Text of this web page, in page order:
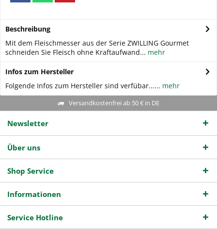
Beschreibung
Mit dem Fleischmesser aus der Serie ZWILLING Gourmet
schneiden Sie Fleisch ohne Kraftaufwand... mehr
Infos zum Hersteller
Folgende Infos zum Hersteller sind verfübar...... mehr
Versandkostenfrei ab 50 € in DE
Newsletter
Über uns
Shop Service
Informationen
Service Hotline